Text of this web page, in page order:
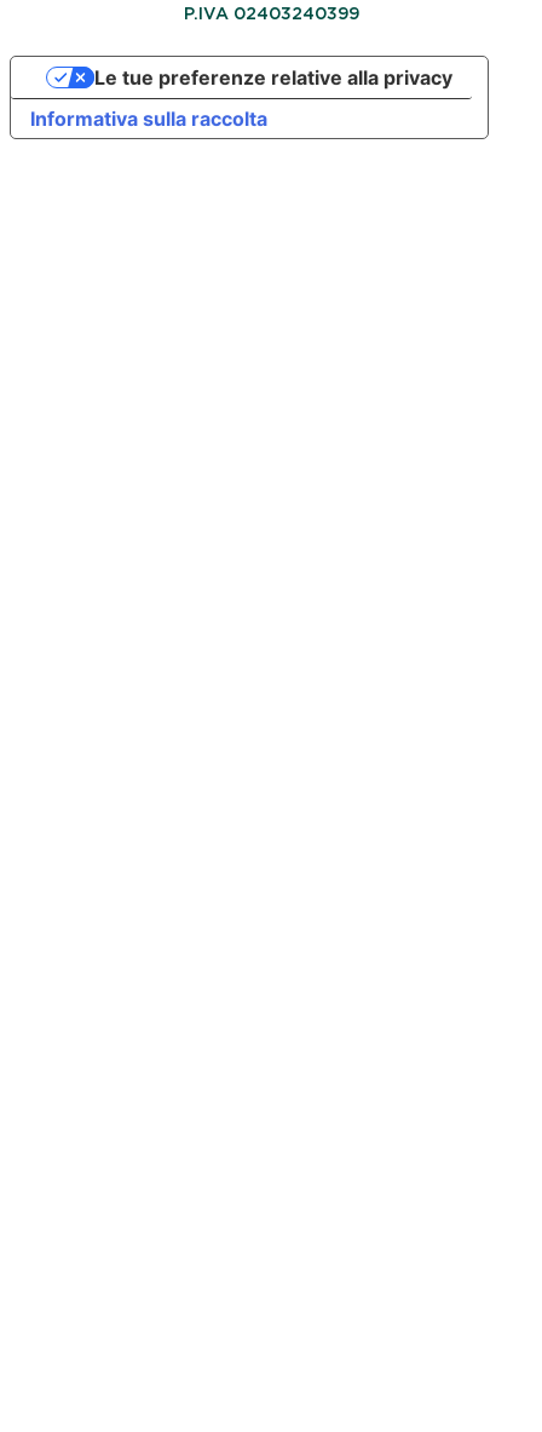
P.IVA 02403240399
Informativa sulla raccolta
Le tue preferenze relative alla privacy